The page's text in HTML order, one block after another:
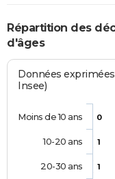
Répartition des
d'âges
Données
Insee)
0
1
1
Moins de 10 ans
10-20 ans
20-30 ans